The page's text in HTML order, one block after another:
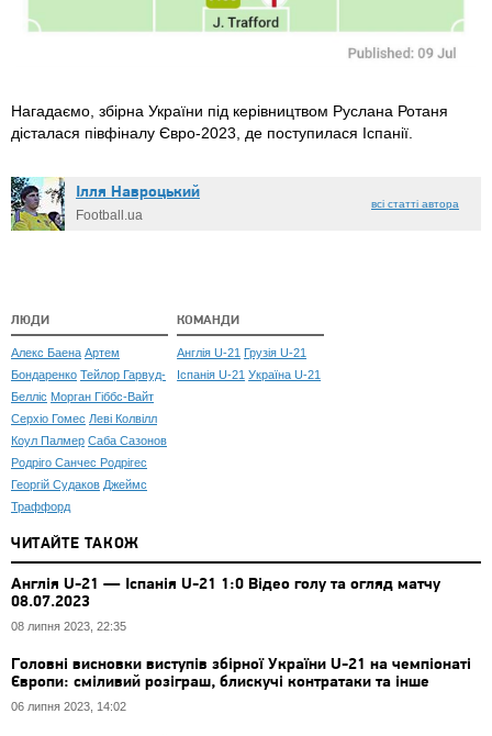
Нагадаємо, збірна України під керівництвом Руслана Ротаня
дісталася півфіналу Євро-2023, де поступилася Іспанії.
Ілля Навроцький
Football.ua
всі статті автора
ЛЮДИ
Алекс Баена Артем
Бондаренко Тейлор Гарвуд-
Белліс Морган Гіббс-Вайт
Серхіо Гомес Леві Колвілл
Коул Палмер Саба Сазонов
Родріго Санчес Родрігес
Георгій Судаков Джеймс
Траффорд
КОМАНДИ
Англія U-21
Грузія U-21
Іспанія U-21 Україна U-21
ЧИТАЙТЕ ТАКОЖ
Англія U-21 — Іспанія U-21 1:0 Відео голу та огляд матчу
08.07.2023
08 липня 2023, 22:35
Головні висновки виступів збірної України U-21 на чемпіонаті
Європи: сміливий розіграш, блискучі контратаки та інше
06 липня 2023, 14:02